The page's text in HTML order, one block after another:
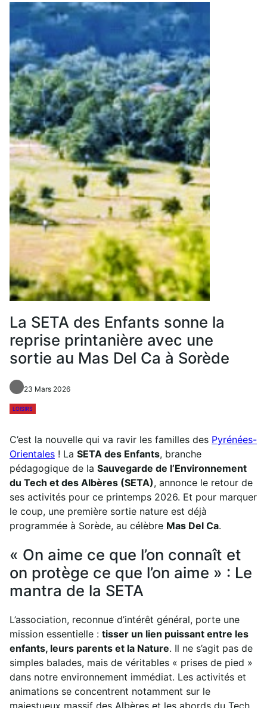
La SETA des Enfants sonne la
reprise printanière avec une
sortie au Mas Del Ca à Sorède
23 Mars 2026
LOISIRS
C’est la nouvelle qui va ravir les familles des Pyrénées-
Orientales ! La SETA des Enfants, branche
pédagogique de la Sauvegarde de l’Environnement
du Tech et des Albères (SETA), annonce le retour de
ses activités pour ce printemps 2026. Et pour marquer
le coup, une première sortie nature est déjà
programmée à Sorède, au célèbre Mas Del Ca.
« On aime ce que l’on connaît et
on protège ce que l’on aime » : Le
mantra de la SETA
L’association, reconnue d’intérêt général, porte une
mission essentielle : tisser un lien puissant entre les
enfants, leurs parents et la Nature. Il ne s’agit pas de
simples balades, mais de véritables « prises de pied »
dans notre environnement immédiat. Les activités et
animations se concentrent notamment sur le
majestueux massif des Albères et les abords du Tech.